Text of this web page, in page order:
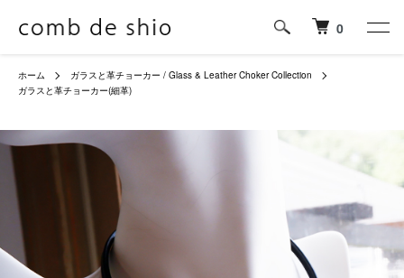
0
ホーム
ガラスと革チョーカー / Glass & Leather Choker Collection
ガラスと革チョーカー(細革)